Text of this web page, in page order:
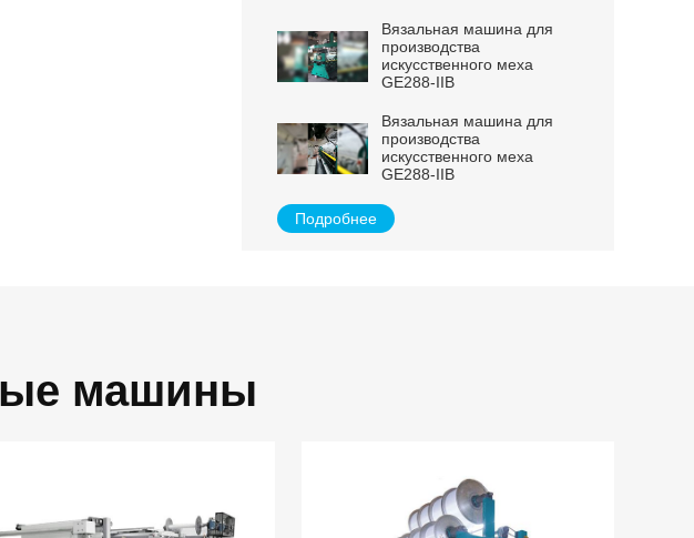
Вязальная машина для
производства
искусственного меха
GE288-IIB
Вязальная машина для
производства
искусственного меха
GE288-IIB
Подробнее
машины